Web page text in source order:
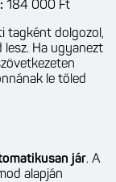
184 000 Ft
tagként dolgozol,
Ha ugyanezt
le tőled
jár. A
alapján